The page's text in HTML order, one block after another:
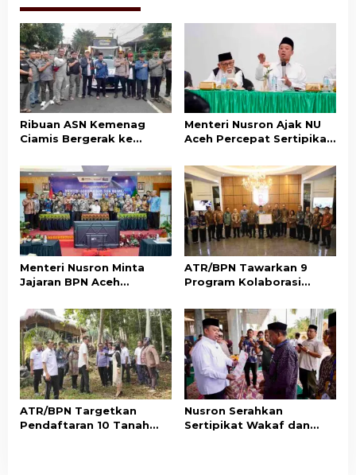
a
s
i
p
o
s
Ribuan ASN Kemenag
Ciamis Bergerak ke
Kebangsaan
Menteri Nusron Ajak NU
Aceh Percepat Sertipikasi
Kepastian Hukum Aset
Umat
Menteri Nusron Minta
Jajaran BPN Aceh
Layanan Pertanahan
Berbasis Kepuasan
Masyarakat
ATR/BPN Tawarkan 9
Program Kolaborasi
untuk Perkuat Layanan
Pertanahan
ATR/BPN Targetkan
Pendaftaran 10 Tanah
Nusron Serahkan
Sertipikat Wakaf dan